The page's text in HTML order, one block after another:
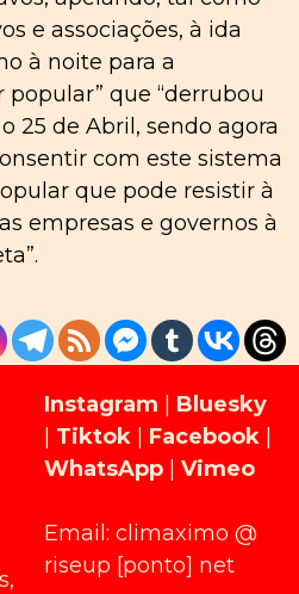
e associações, à ida
à noite para a
popular” que “derrubou
25 de Abril, sendo agora
com este sistema
que pode resistir à
empresas e governos à
Instagram
Bluesky
Tiktok Facebook
WhatsApp
Vimeo
Email: climaximo @
riseup [ponto] net